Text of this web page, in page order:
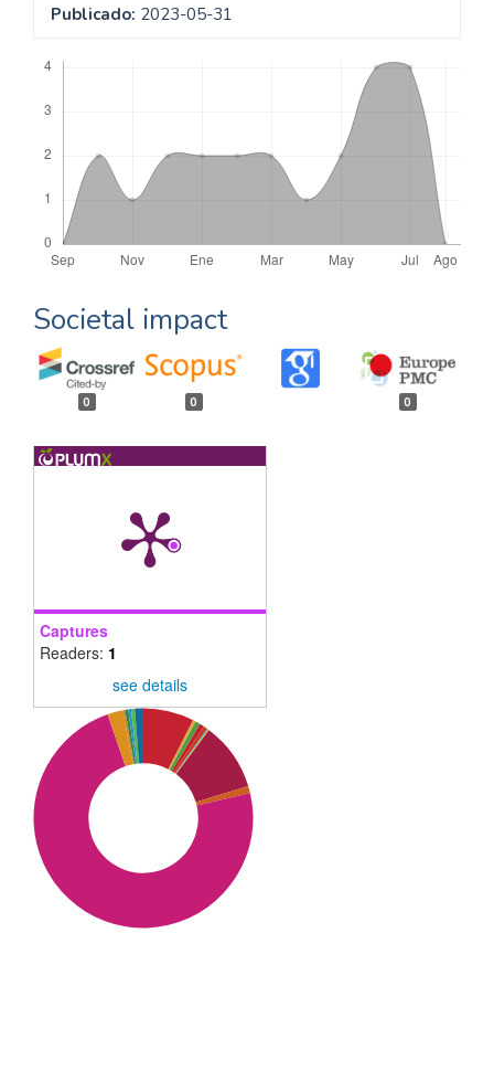
Publicado: 2023-05-31
Societal impact
0 0 0
Captures
Readers: 1
see details